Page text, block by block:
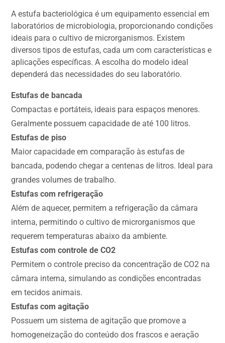
A estufa bacteriológica é um equipamento essencial em
laboratórios de microbiologia, proporcionando condições
ideais para o cultivo de microrganismos. Existem
diversos tipos de estufas, cada um com características e
aplicações específicas. A escolha do modelo ideal
dependerá das necessidades do seu laboratório.
Estufas de bancada
Compactas e portáteis, ideais para espaços menores.
Geralmente possuem capacidade de até 100 litros.
Estufas de piso
Maior capacidade em comparação às estufas de
bancada, podendo chegar a centenas de litros. Ideal para
grandes volumes de trabalho.
Estufas com refrigeração
Além de aquecer, permitem a refrigeração da câmara
interna, permitindo o cultivo de microrganismos que
requerem temperaturas abaixo da ambiente.
Estufas com controle de CO2
Permitem o controle preciso da concentração de CO2 na
câmara interna, simulando as condições encontradas
em tecidos animais.
Estufas com agitação
Possuem um sistema de agitação que promove a
homogeneização do conteúdo dos frascos e aeração